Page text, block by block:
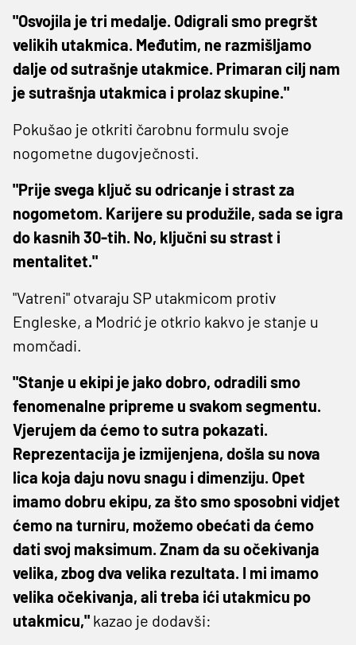
"Osvojila je tri medalje. Odigrali smo pregršt
velikih utakmica. Međutim, ne razmišljamo
dalje od sutrašnje utakmice. Primaran cilj nam
je sutrašnja utakmica i prolaz skupine."
Pokušao je otkriti čarobnu formulu svoje
nogometne dugovječnosti.
"Prije svega ključ su odricanje i strast za
nogometom. Karijere su produžile, sada se igra
do kasnih 30-tih. No, ključni su strast i
mentalitet."
"Vatreni" otvaraju SP utakmicom protiv
Engleske, a Modrić je otkrio kakvo je stanje u
momčadi.
"Stanje u ekipi je jako dobro, odradili smo
fenomenalne pripreme u svakom segmentu.
Vjerujem da ćemo to sutra pokazati.
Reprezentacija je izmijenjena, došla su nova
lica koja daju novu snagu i dimenziju. Opet
imamo dobru ekipu, za što smo sposobni vidjet
ćemo na turniru, možemo obećati da ćemo
dati svoj maksimum. Znam da su očekivanja
velika, zbog dva velika rezultata. I mi imamo
velika očekivanja, ali treba ići utakmicu po
utakmicu," kazao je dodavši: